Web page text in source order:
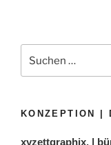
nach:
KONZEPTION |
xyzettgraphix. |